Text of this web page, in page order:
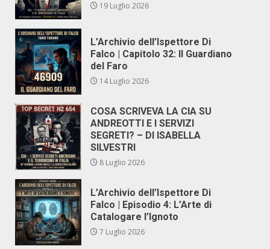
19 Luglio 2026
L’Archivio dell’Ispettore Di
Falco | Capitolo 32: Il Guardiano
del Faro
14 Luglio 2026
COSA SCRIVEVA LA CIA SU
ANDREOTTI E I SERVIZI
SEGRETI? – DI ISABELLA
SILVESTRI
8 Luglio 2026
L’Archivio dell’Ispettore Di
Falco | Episodio 4: L’Arte di
Catalogare l’Ignoto
7 Luglio 2026